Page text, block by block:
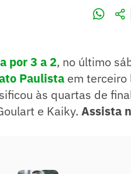
por 3 a 2, no último
Paulista em terceiro
às quartas de
e Kaiky. Assista